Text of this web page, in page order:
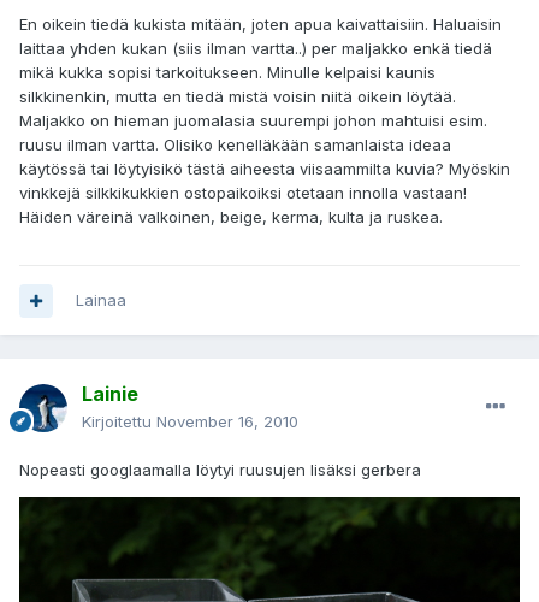
En oikein tiedä kukista mitään, joten apua kaivattaisiin. Haluaisin
laittaa yhden kukan (siis ilman vartta..) per maljakko enkä tiedä
mikä kukka sopisi tarkoitukseen. Minulle kelpaisi kaunis
silkkinenkin, mutta en tiedä mistä voisin niitä oikein löytää.
Maljakko on hieman juomalasia suurempi johon mahtuisi esim.
ruusu ilman vartta. Olisiko kenelläkään samanlaista ideaa
käytössä tai löytyisikö tästä aiheesta viisaammilta kuvia? Myöskin
vinkkejä silkkikukkien ostopaikoiksi otetaan innolla vastaan!
Häiden väreinä valkoinen, beige, kerma, kulta ja ruskea.
Lainaa
Lainie
Kirjoitettu November 16, 2010
Nopeasti googlaamalla löytyi ruusujen lisäksi gerbera